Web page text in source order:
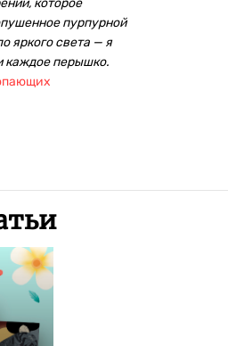
которое
пурпурной
яркого света — я
каждое перышко.